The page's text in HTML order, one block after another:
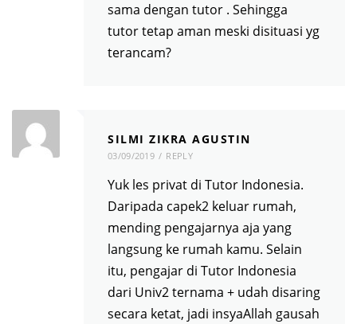
sama dengan tutor . Sehingga
tutor tetap aman meski disituasi yg
terancam?
SILMI ZIKRA AGUSTIN
03/09/2019 REPLY
Yuk les privat di Tutor Indonesia.
Daripada capek2 keluar rumah,
mending pengajarnya aja yang
langsung ke rumah kamu. Selain
itu, pengajar di Tutor Indonesia
dari Univ2 ternama + udah disaring
secara ketat, jadi insyaAllah gausah